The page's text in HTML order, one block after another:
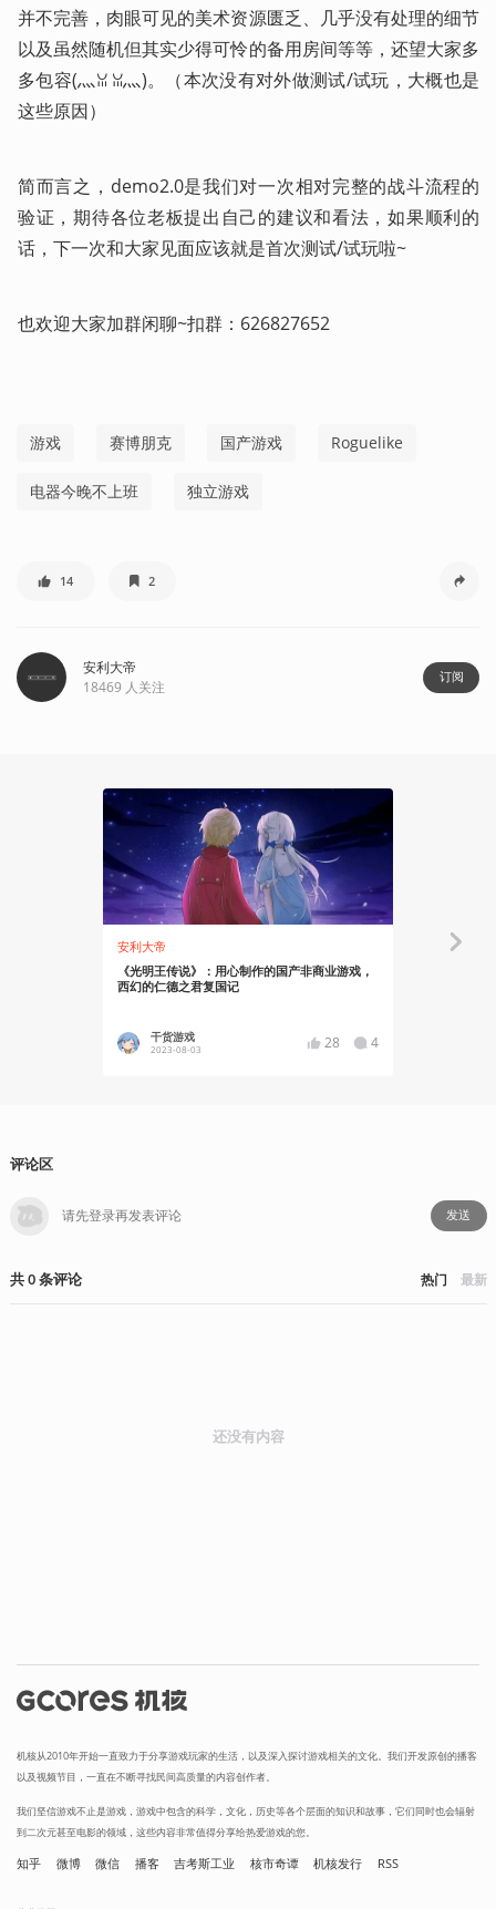
并不完善，肉眼可见的美术资源匮乏、几乎没有处理的细节
以及虽然随机但其实少得可怜的备用房间等等，还望大家多
多包容(灬ꈍ ꈍ灬)。（本次没有对外做测试/试玩，大概也是
这些原因）
简而言之，demo2.0是我们对一次相对完整的战斗流程的
验证，期待各位老板提出自己的建议和看法，如果顺利的
话，下一次和大家见面应该就是首次测试/试玩啦~
也欢迎大家加群闲聊~扣群：626827652
游戏 赛博朋克 国产游戏 Roguelike
电器今晚不上班 独立游戏
14 2
安利大帝
18469 人关注
订阅
安利大帝
《光明王传说》：用心制作的国产非商业游戏，
西幻的仁德之君复国记
干货游戏
2023-08-03 28 4
评论区
发送
共0条评论 热门 最新
还没有内容
机核从2010年开始一直致力于分享游戏玩家的生活，以及深入探讨游戏相关的文化。我们开发原创的播客
以及视频节目，一直在不断寻找民间高质量的内容创作者。
我们坚信游戏不止是游戏，游戏中包含的科学，文化，历史等各个层面的知识和故事，它们同时也会辐射
到二次元甚至电影的领域，这些内容非常值得分享给热爱游戏的您。
知乎 微博 微信 播客 吉考斯工业 核市奇谭 机核发行 RSS